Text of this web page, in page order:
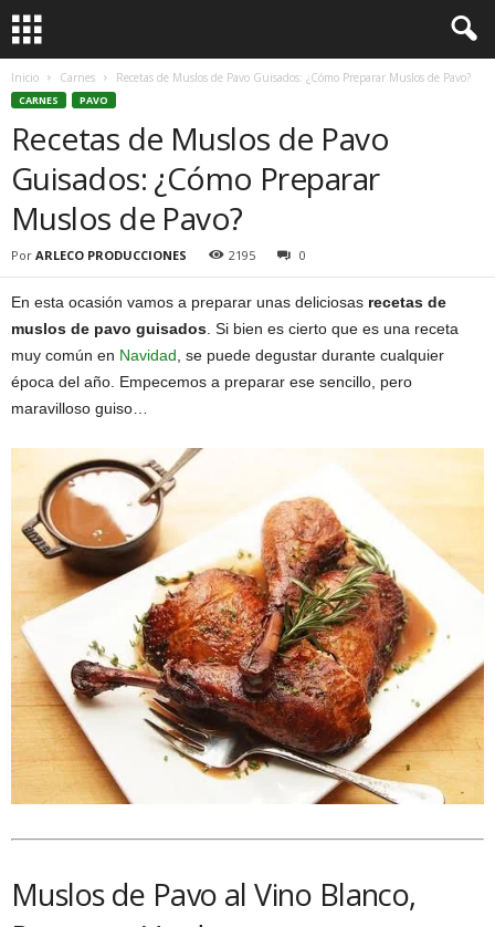
Inicio Carnes Recetas de Muslos de Pavo Guisados: ¿Cómo Preparar Muslos de Pavo?
CARNES PAVO
Recetas de Muslos de Pavo
Guisados: ¿Cómo Preparar
Muslos de Pavo?
Por ARLECO PRODUCCIONES 2195 0
En esta ocasión vamos a preparar unas deliciosas recetas de
muslos de pavo guisados . Si bien es cierto que es una receta
muy común en Navidad , se puede degustar durante cualquier
época del año. Empecemos a preparar ese sencillo, pero
maravilloso guiso…
Muslos de Pavo al Vino Blanco,